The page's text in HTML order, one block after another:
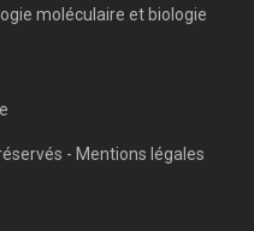
moléculaire et biologie
- Mentions légales